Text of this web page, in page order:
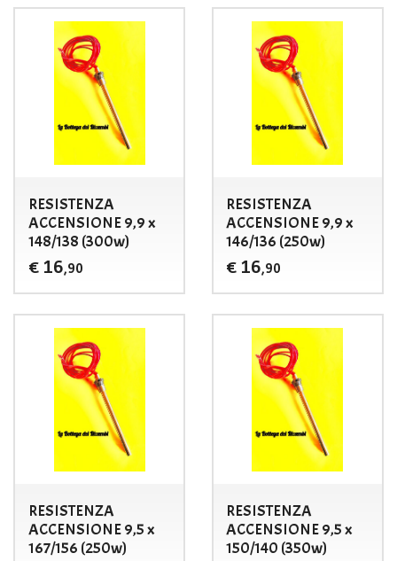
RESISTENZA
ACCENSIONE 9,9 x
148/138 (300w)
€ 16,90
RESISTENZA
ACCENSIONE 9,9 x
146/136 (250w)
€ 16,90
RESISTENZA
ACCENSIONE 9,5 x
167/156 (250w)
RESISTENZA
ACCENSIONE 9,5 x
150/140 (350w)